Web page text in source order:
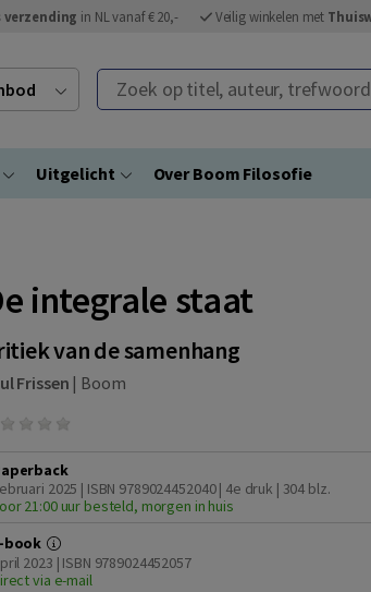
verzending in NL vanaf € 20,- Veilig winkelen met
Zoek op titel, auteur, trefwoord of
Uitgelicht Over Boom Filosofie
integrale staat
van de samenhang
Frissen | Boom
2025 | ISBN 9789024452040 | 4e druk | 304 blz.
21:00 uur besteld, morgen in huis
book
2023 | ISBN 9789024452057
via e-mail